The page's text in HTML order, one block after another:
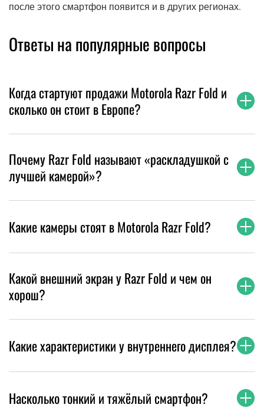
после этого смартфон появится и в других регионах.
Ответы на популярные вопросы
Когда стартуют продажи Motorola Razr Fold и
сколько он стоит в Европе?
Почему Razr Fold называют «раскладушкой с
лучшей камерой»?
Какие камеры стоят в Motorola Razr Fold?
Какой внешний экран у Razr Fold и чем он
хорош?
Какие характеристики у внутреннего дисплея?
Насколько тонкий и тяжёлый смартфон?